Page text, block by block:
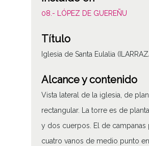
08.- LÓPEZ DE GUEREÑU
Título
Iglesia de Santa Eulalia
Alcance y contenido
Vista lateral de la iglesia, de
rectangular. La torre es de
y dos cuerpos. El de campanas
cuatro vanos de medio punto